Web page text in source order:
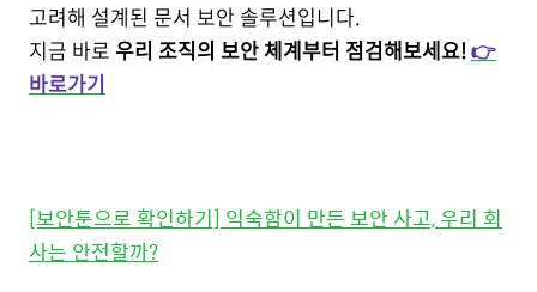
고려해 설계된 문서 보안 솔루션입니다.
지금 바로 우리 조직의 보안 체계부터 점검해보세요!👉
바로가기
[보안툰으로 확인하기] 익숙함이 만든 보안 사고, 우리 회
사는 안전할까?